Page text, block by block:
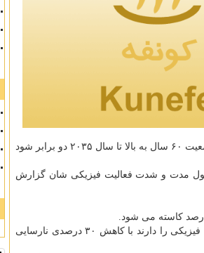
جامعه است چراكه پیش بینی می گردد میزان جمعیت ۶۰ سال به بالا تا سال ۲۰۳۵ دو برابر شود
در مورد نوع، طول مدت و شدت فعالیت فیزیكی شان گزارش
محققان بالغ بر ۱۵۰ دقیقه پیاده روی تند در هفته را سفارش می كنند و زنانی كه این میزان تحرك فیزیكی را دارند با كاهش ۳۰ درصدی نارسایی